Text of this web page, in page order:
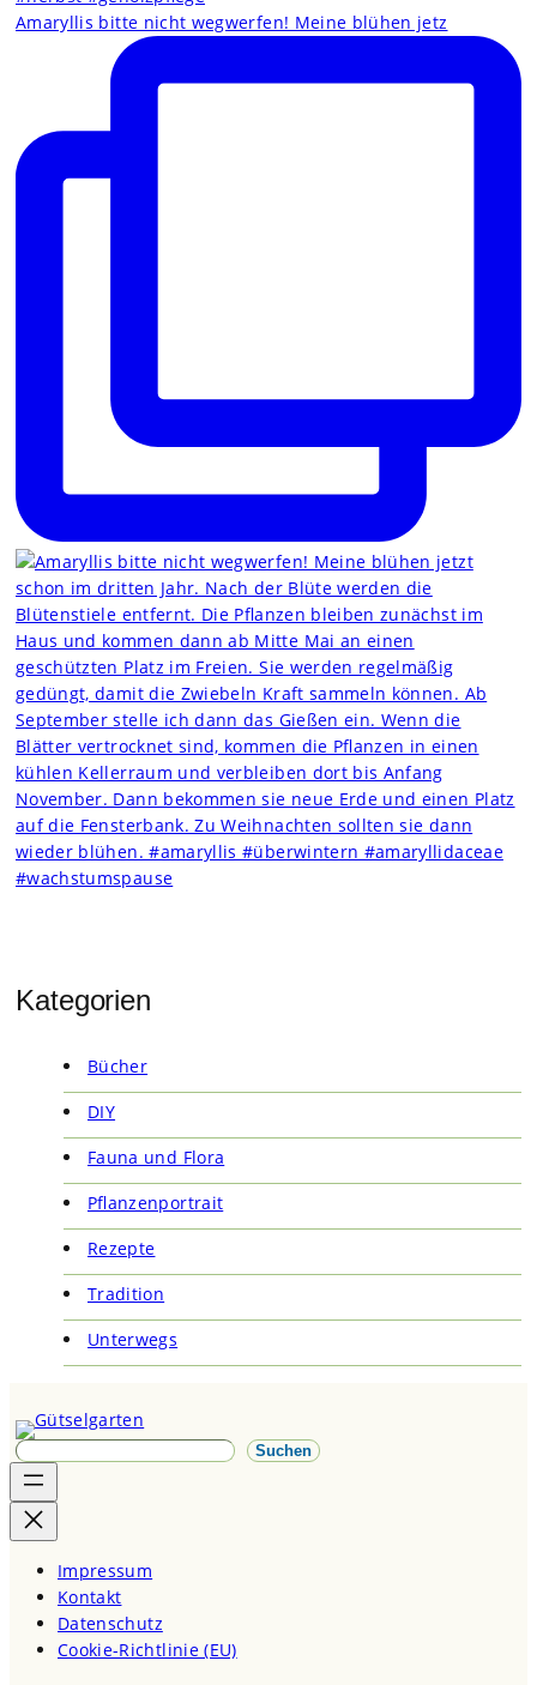
Amaryllis bitte nicht wegwerfen! Meine blühen jetz
Kategorien
Bücher
DIY
Fauna und Flora
Pflanzenportrait
Rezepte
Tradition
Unterwegs
S
u
c
h
Suchen
Impressum
Kontakt
Datenschutz
Cookie-Richtlinie (EU)